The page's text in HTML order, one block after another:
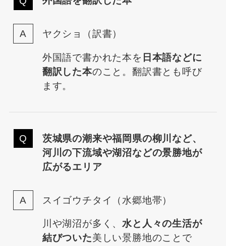
ヤクショ（訳書）
外国語で書かれた本を 日本語などに
翻訳した本のこと。翻訳書とも呼び
ます。
茨城県の潮来や福岡県の柳川など、
河川の下流域や湖沼などの景勝地が
広がるエリア
スイゴウチタイ（水郷地帯）
川や湖沼が多く、水と人々の生活が
結びついた美しい景勝地のことで